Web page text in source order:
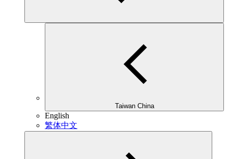
Taiwan China
English
繁体中文